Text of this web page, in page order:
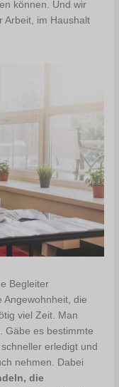
können. Und wir
Arbeit, im Haushalt
Begleiter
Angewohnheit, die
viel Zeit. Man
Gäbe es bestimmte
erledigt und
nehmen. Dabei
die